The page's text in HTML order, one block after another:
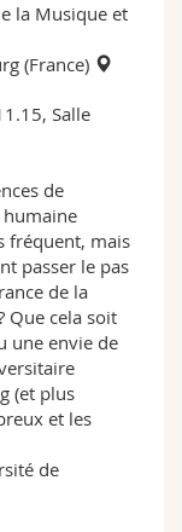
la Musique et
(France)
Salle
de
fréquent, mais
passer le pas
de la
Que cela soit
une envie de
(et plus
et les
de